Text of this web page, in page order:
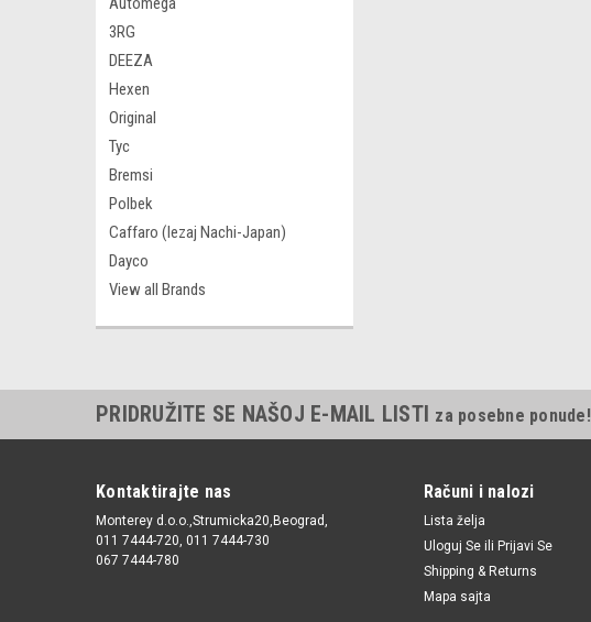
3RG
DEEZA
Hexen
Original
Tyc
Bremsi
Polbek
Caffaro (lezaj Nachi-Japan)
Dayco
View all Brands
PRIDRUŽITE SE NAŠOJ E-MAIL LISTI za posebne ponude!
Kontaktirajte nas
Monterey d.o.o.,Strumicka20,Beograd,
011 7444-720, 011 7444-730
067 7444-780
Računi i nalozi
Lista želja
Uloguj Se ili Prijavi Se
Shipping & Returns
Mapa sajta